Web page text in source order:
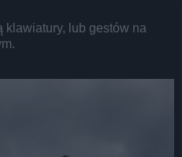
klawiatury, lub gestów na